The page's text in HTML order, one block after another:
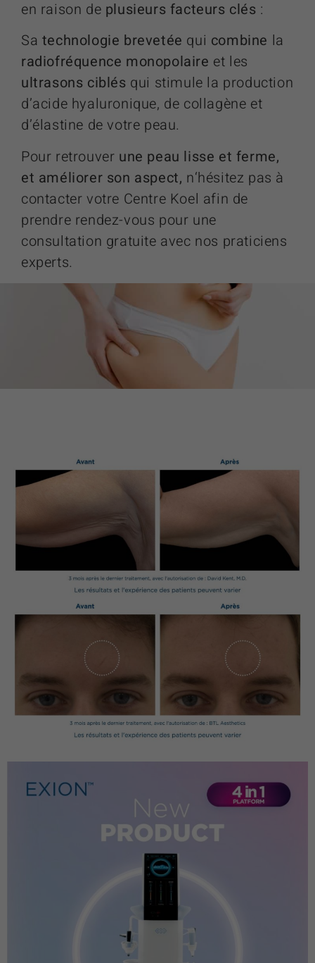
en raison de plusieurs facteurs clés :
Sa technologie brevetée qui combine la
radiofréquence monopolaire et les
ultrasons ciblés qui stimule la production
d’acide hyaluronique, de collagène et
d’élastine de votre peau.
Pour retrouver une peau lisse et ferme,
et améliorer son aspect, n‘hésitez pas à
contacter votre Centre Koel afin de
prendre rendez-vous pour une
consultation gratuite avec nos praticiens
experts.